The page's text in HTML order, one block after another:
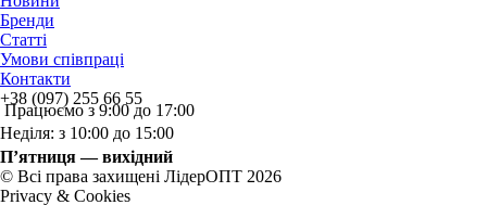
Бренди
Статті
Умови співпраці
Контакти
+38 (097) 255 66 55
Працюємо з 9:00 до 17:00
Неділя: з 10:00 до 15:00
П’ятниця — вихідний
© Всі права захищені ЛідерОПТ 2026
Privacy & Cookies